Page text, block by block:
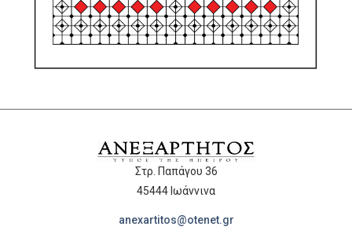
Στρ. Παπάγου 36
45444 Ιωάννινα
anexartitos@otenet.gr